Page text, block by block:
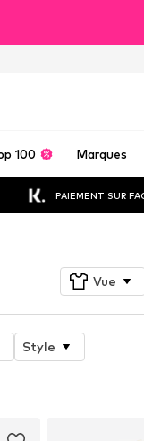
100 Marques
PAIEMENT SUR
Vue
Style